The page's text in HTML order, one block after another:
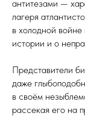
антитезами —
лагеря
в холодной
истории и о
Представители
даже
в своём
рассекая его на